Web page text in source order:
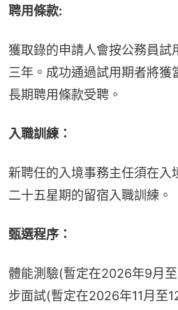
聘用條款:
獲取錄的申請人會按公務員試
三年。成功通過試用期者將獲
長期聘用條款受聘。
入職訓練：
新聘任的入境事務主任須在入
二十五星期的留宿入職訓練。
甄選程序：
體能測驗(暫定在2026年9月
步面試(暫定在2026年11月至